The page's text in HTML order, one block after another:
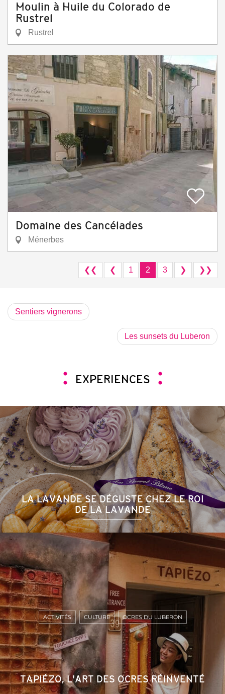
Moulin à Huile du Colorado de
Rustrel
Rustrel
Domaine des Cancélades
Ménerbes
❮❮ ❮ 1 2 3 ❯ ❯❯
Sentiers vignerons
Les sunsets du Luberon
EXPERIENCES
LA LAVANDE SE DÉGUSTE CHEZ LE ROI
DE LA LAVANDE
TAPIÉZO, L'ART DES OCRES RÉINVENTÉ
ACTIVITÉS CULTURE OCRES DU LUBERON